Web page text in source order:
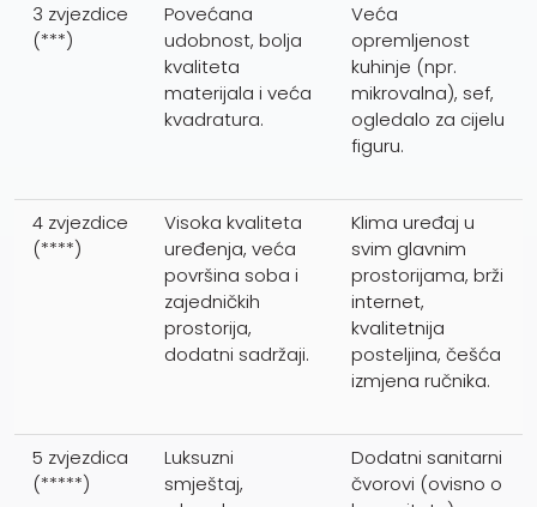
3 zvjezdice
(***)
Povećana
udobnost, bolja
kvaliteta
materijala i veća
kvadratura.
Veća
opremljenost
kuhinje (npr.
mikrovalna), sef,
ogledalo za cijelu
figuru.
4 zvjezdice
(****)
Visoka kvaliteta
uređenja, veća
površina soba i
zajedničkih
prostorija,
dodatni sadržaji.
Klima uređaj u
svim glavnim
prostorijama, brži
internet,
kvalitetnija
posteljina, češća
izmjena ručnika.
5 zvjezdica
(*****)
Luksuzni
smještaj,
Dodatni sanitarni
čvorovi (ovisno o